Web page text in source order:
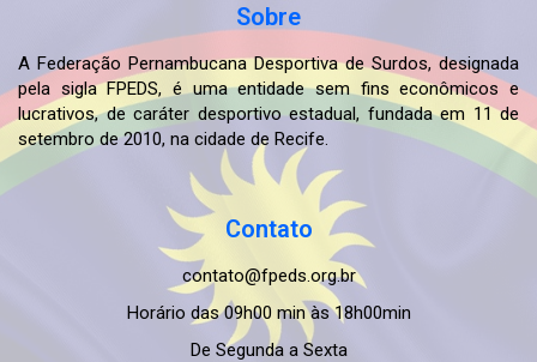
Sobre
A Federação Pernambucana Desportiva de Surdos, designada
pela sigla FPEDS, é uma entidade sem fins econômicos e
lucrativos, de caráter desportivo estadual, fundada em 11 de
setembro de 2010, na cidade de Recife.
Contato
contato@fpeds.org.br
Horário das 09h00 min às 18h00min
De Segunda a Sexta